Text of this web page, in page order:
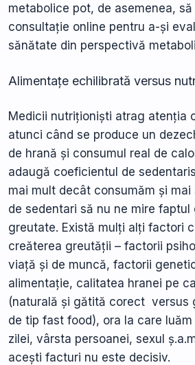
metabolice pot, de asemenea,
consultație online pentru a-și
sănătate din perspectivă
Alimentațe echilibrată versus
Medicii nutriționiști atrag atenția
atunci când se produce un
de hrană și consumul real de
adaugă coeficientul de
mai mult decât consumăm și
de sedentari să nu ne mire faptul
greutate. Există mulți alți factori
creăterea greutății – factorii
viață și de muncă, factorii
alimentație, calitatea hranei pe
(naturală și gătită corect versus
de tip fast food), ora la care
zilei, vârsta persoanei, sexul
acești facturi nu este decisiv.